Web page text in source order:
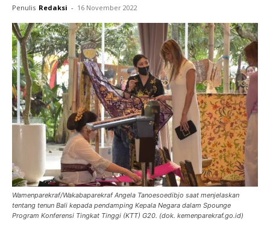
Penulis Redaksi - 16 November 2022
Wamenparekraf/Wakabaparekraf Angela Tanoesoedibjo saat menjelaskan
tentang tenun Bali kepada pendamping Kepala Negara dalam Spounge
Program Konferensi Tingkat Tinggi (KTT) G20. (dok. kemenparekraf.go.id)